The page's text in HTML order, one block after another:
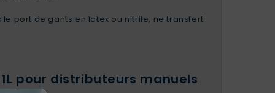
port de gants en latex ou nitrile, ne transfert
pour distributeurs manuels